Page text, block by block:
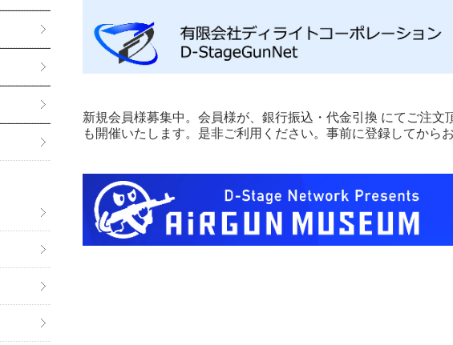
新規会員様募集中。会員様が、銀行振込・代金引換 にてご注
も開催いたします。是非ご利用ください。事前に登録して